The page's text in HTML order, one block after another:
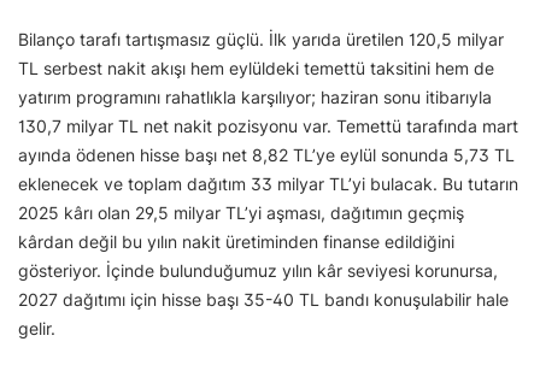
Bilanço tarafı tartışmasız güçlü. İlk yarıda üretilen 120,5 milyar
TL serbest nakit akışı hem eylüldeki temettü taksitini hem de
yatırım programını rahatlıkla karşılıyor; haziran sonu itibarıyla
130,7 milyar TL net nakit pozisyonu var. Temettü tarafında mart
ayında ödenen hisse başı net 8,82 TL’ye eylül sonunda 5,73 TL
eklenecek ve toplam dağıtım 33 milyar TL’yi bulacak. Bu tutarın
2025 kârı olan 29,5 milyar TL’yi aşması, dağıtımın geçmiş
kârdan değil bu yılın nakit üretiminden finanse edildiğini
gösteriyor. İçinde bulunduğumuz yılın kâr seviyesi korunursa,
2027 dağıtımı için hisse başı 35-40 TL bandı konuşulabilir hale
gelir.